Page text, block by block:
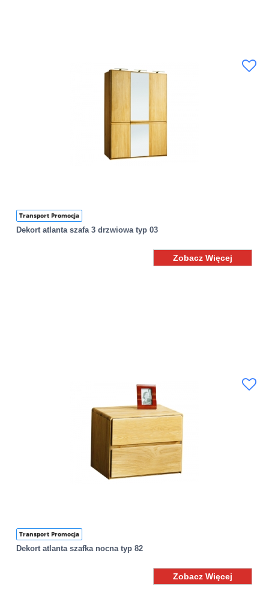
Transport Promocja
Dekort atlanta szafa 3 drzwiowa typ 03
Zobacz Więcej
Transport Promocja
Dekort atlanta szafka nocna typ 82
Zobacz Więcej